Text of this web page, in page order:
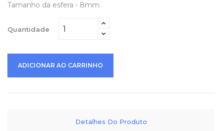
Tamanho da esfera - 8mm
Quantidade
ADICIONAR AO CARRINHO
Detalhes Do Produto